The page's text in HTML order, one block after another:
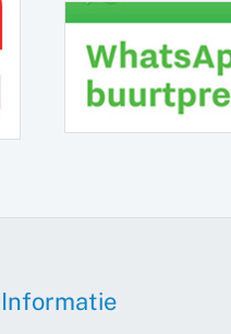
Informatie